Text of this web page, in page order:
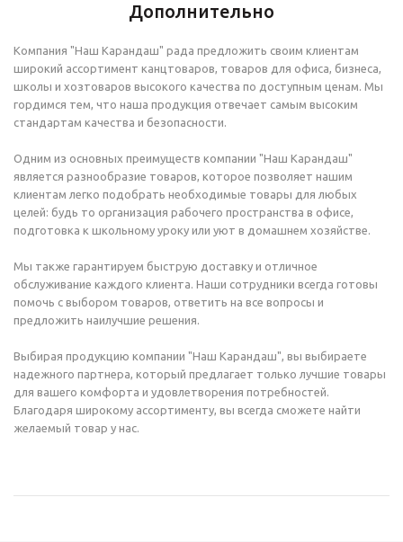
Дополнительно
Компания "Наш Карандаш" рада предложить своим клиентам
широкий ассортимент канцтоваров, товаров для офиса, бизнеса,
школы и хозтоваров высокого качества по доступным ценам. Мы
гордимся тем, что наша продукция отвечает самым высоким
стандартам качества и безопасности.
Одним из основных преимуществ компании "Наш Карандаш"
является разнообразие товаров, которое позволяет нашим
клиентам легко подобрать необходимые товары для любых
целей: будь то организация рабочего пространства в офисе,
подготовка к школьному уроку или уют в домашнем хозяйстве.
Мы также гарантируем быструю доставку и отличное
обслуживание каждого клиента. Наши сотрудники всегда готовы
помочь с выбором товаров, ответить на все вопросы и
предложить наилучшие решения.
Выбирая продукцию компании "Наш Карандаш", вы выбираете
надежного партнера, который предлагает только лучшие товары
для вашего комфорта и удовлетворения потребностей.
Благодаря широкому ассортименту, вы всегда сможете найти
желаемый товар у нас.